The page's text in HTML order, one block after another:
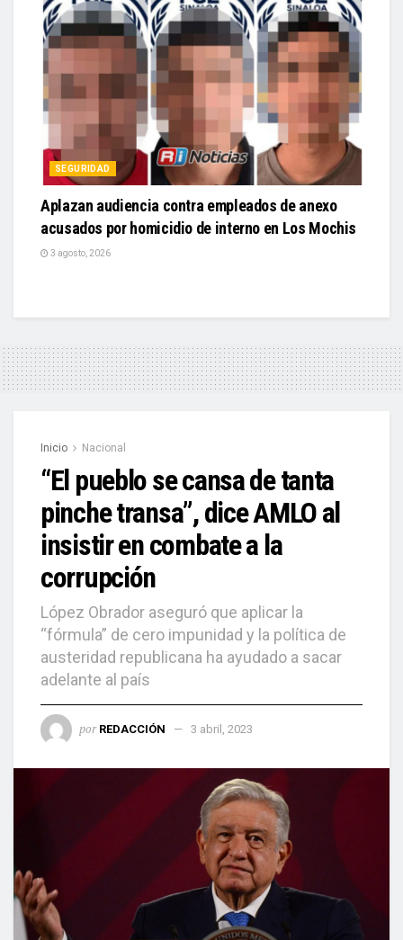
SEGURIDAD
Aplazan audiencia contra empleados de anexo
acusados por homicidio de interno en Los Mochis
3 agosto, 2026
Inicio Nacional
“El pueblo se cansa de tanta
pinche transa”, dice AMLO al
insistir en combate a la
corrupción
López Obrador aseguró que aplicar la
“fórmula” de cero impunidad y la política de
austeridad republicana ha ayudado a sacar
adelante al país
por REDACCIÓN 3 abril, 2023